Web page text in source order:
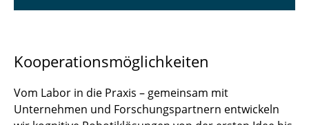
Kooperationsmöglichkeiten
Vom Labor in die Praxis – gemeinsam mit
Unternehmen und Forschungspartnern entwickeln